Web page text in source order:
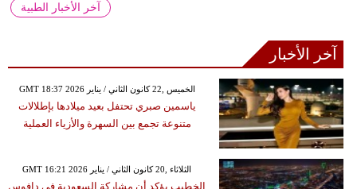
آخر الأخبار الطبية
آخر الأخبار
GMT 18:37 2026 الخميس ,22 كانون الثاني / يناير
ياسمين صبري تحتفل بعيد ميلادها بإطلالات
متنوعة تجمع بين السهرة والأزياء العملية
GMT 16:21 2026 الثلاثاء ,20 كانون الثاني / يناير
الخطيب يؤكد أن مشاركة السعودية في دافوس